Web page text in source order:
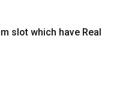
slot which have Real